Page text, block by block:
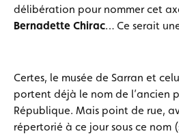
délibération pour nommer cet
Bernadette Chirac… Ce serait
Certes, le musée de Sarran et
portent déjà le nom de l’ancien
République. Mais point de rue,
répertorié à ce jour sous ce nom